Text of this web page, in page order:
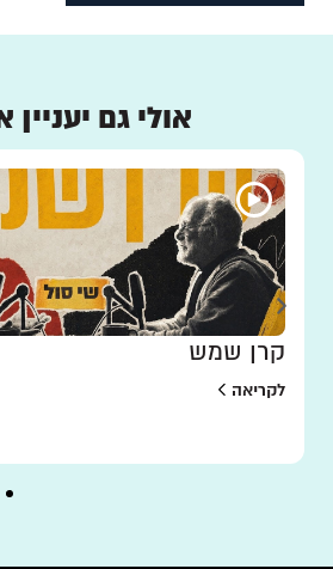
אולי גם יעניין
קרן שמש
לקריאה